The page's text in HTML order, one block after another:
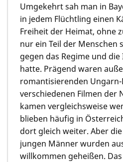
Umgekehrt sah man in
in jedem Flüchtling einen
Freiheit der Heimat, ohne
nur ein Teil der Menschen
gegen das Regime und
hatte. Prägend waren
romantisierenden
verschiedenen Filmen der
kamen vergleichsweise
blieben häufig in
dort gleich weiter. Aber
jungen Männer wurden
willkommen geheißen.